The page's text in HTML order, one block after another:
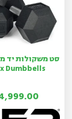
סט משקולות יד
Dumbbells...